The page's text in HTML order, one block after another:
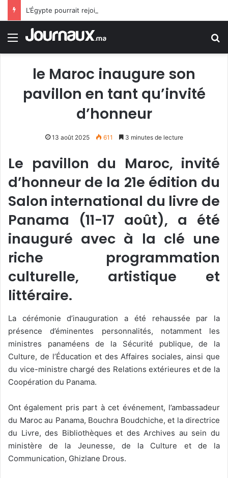
Menu
le Maroc inaugure son
pavillon en tant qu’invité
d’honneur
13 août 2025 611 3 minutes de lecture
Le pavillon du Maroc, invité
d’honneur de la 21e édition du
Salon international du livre de
Panama (11-17 août), a été
inauguré avec à la clé une
riche programmation
culturelle, artistique et
littéraire.
La cérémonie d’inauguration a été rehaussée par la
présence d’éminentes personnalités, notamment les
ministres panaméens de la Sécurité publique, de la
Culture, de l’Éducation et des Affaires sociales, ainsi que
du vice-ministre chargé des Relations extérieures et de la
Coopération du Panama.
Ont également pris part à cet événement, l’ambassadeur
du Maroc au Panama, Bouchra Boudchiche, et la directrice
du Livre, des Bibliothèques et des Archives au sein du
ministère de la Jeunesse, de la Culture et de la
Communication, Ghizlane Drous.